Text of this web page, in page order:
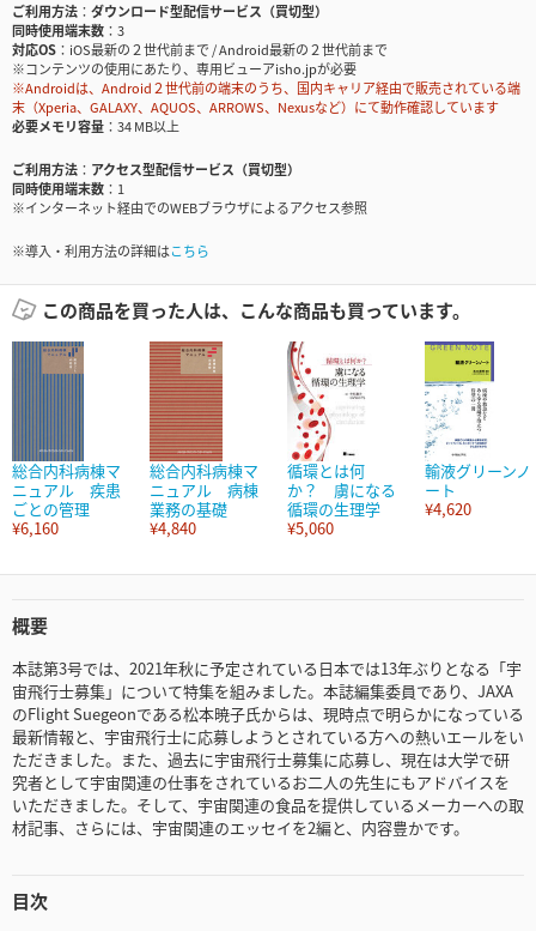
ご利用方法
ダウンロード型配信サービス（買切型）
同時使用端末数
3
対応OS
iOS最新の２世代前まで / Android最新の２世代前まで
※コンテンツの使用にあたり、専用ビューアisho.jpが必要
※Androidは、Android２世代前の端末のうち、国内キャリア経由で販売されている端
末（Xperia、GALAXY、AQUOS、ARROWS、Nexusなど）にて動作確認しています
必要メモリ容量
34 MB以上
ご利用方法
アクセス型配信サービス（買切型）
同時使用端末数
1
※インターネット経由でのWEBブラウザによるアクセス参照
※導入・利用方法の詳細はこちら
この商品を買った人は、こんな商品も買っています。
総合内科病棟マ
ニュアル 疾患
ごとの管理
¥6,160
総合内科病棟マ
ニュアル 病棟
業務の基礎
¥4,840
循環とは何
か？ 虜になる
循環の生理学
¥5,060
輸液グリーンノ
ート
¥4,620
概要
本誌第3号では、2021年秋に予定されている日本では13年ぶりとなる「宇
宙飛行士募集」について特集を組みました。本誌編集委員であり、JAXA
のFlight Suegeonである松本暁子氏からは、現時点で明らかになっている
最新情報と、宇宙飛行士に応募しようとされている方への熱いエールをい
ただきました。また、過去に宇宙飛行士募集に応募し、現在は大学で研
究者として宇宙関連の仕事をされているお二人の先生にもアドバイスを
いただきました。そして、宇宙関連の食品を提供しているメーカーへの取
材記事、さらには、宇宙関連のエッセイを2編と、内容豊かです。
目次